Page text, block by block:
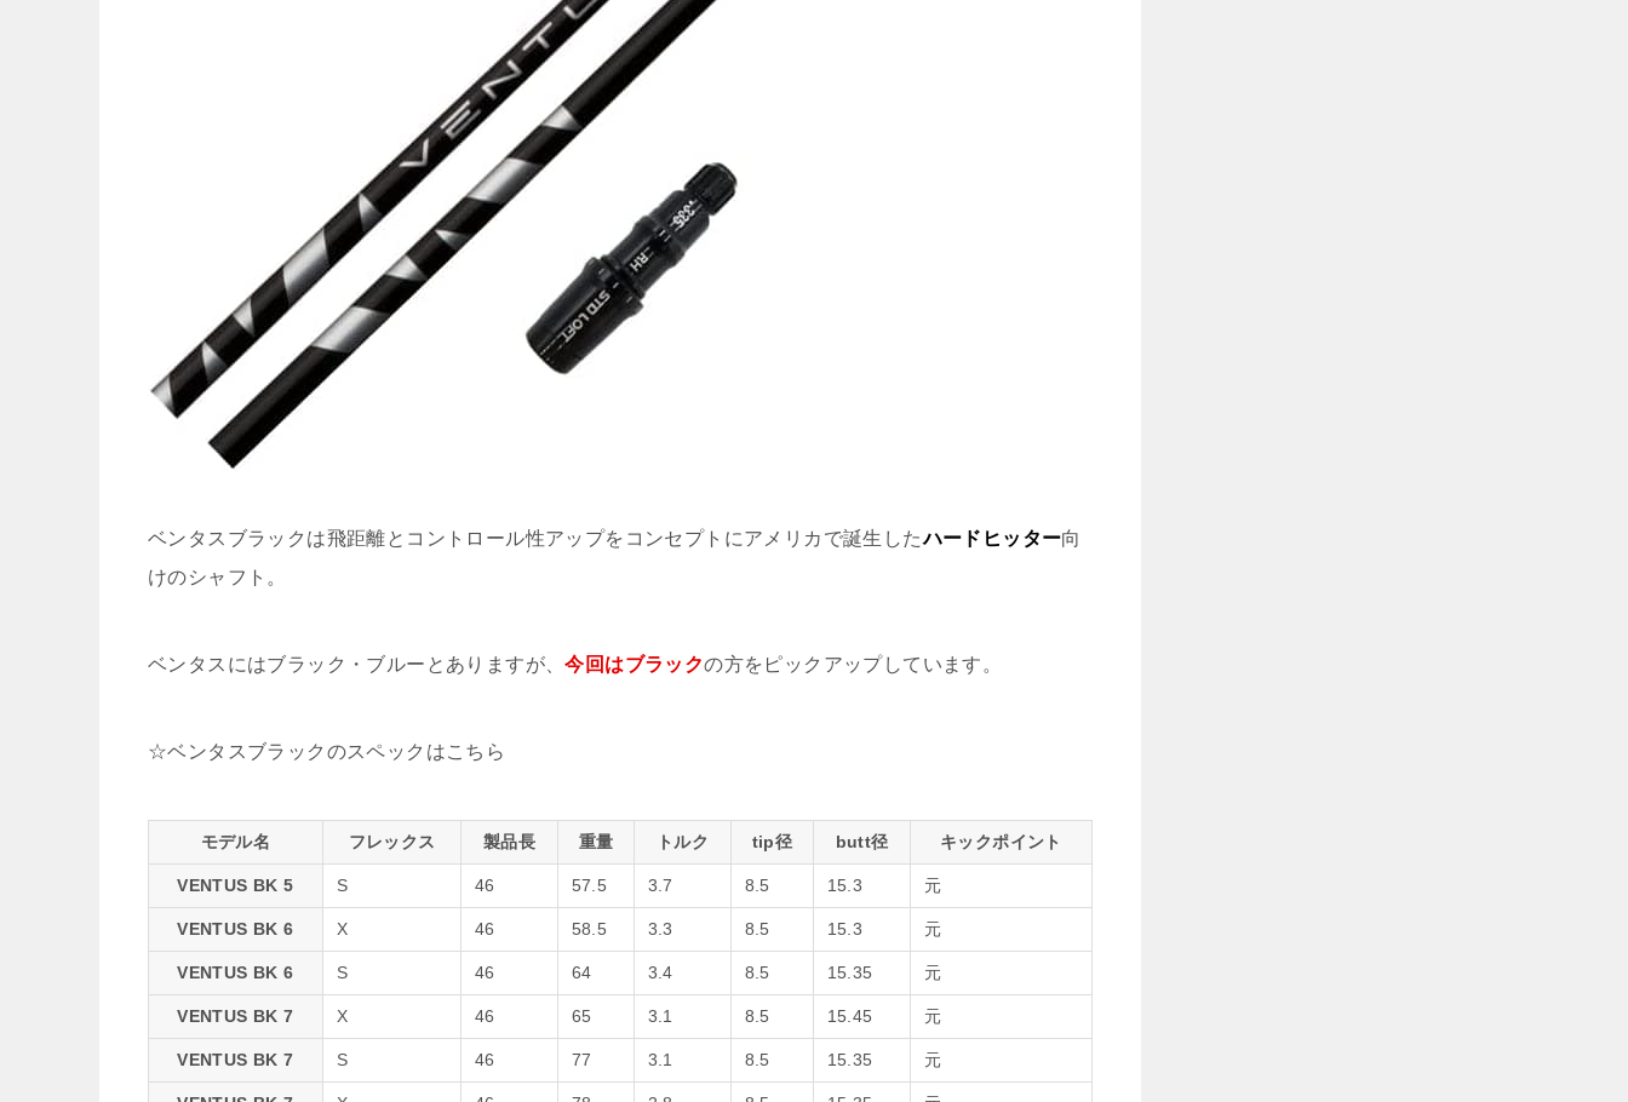
ベンタスブラックは飛距離とコントロール性アップをコンセプトにアメリカで誕生したハードヒッター向
けのシャフト。
ベンタスにはブラック・ブルーとありますが、今回はブラックの方をピックアップしています。
☆ベンタスブラックのスペックはこちら
モデル名 フレックス 製品長 重量 トルク tip径 butt径 キックポイント
VENTUS BK 5 S 46 57.5 3.7 8.5 15.3 元
VENTUS BK 6 X 46 58.5 3.3 8.5 15.3 元
VENTUS BK 6 S 46 64 3.4 8.5 15.35 元
VENTUS BK 7 X 46 65 3.1 8.5 15.45 元
VENTUS BK 7 S 46 77 3.1 8.5 15.35 元